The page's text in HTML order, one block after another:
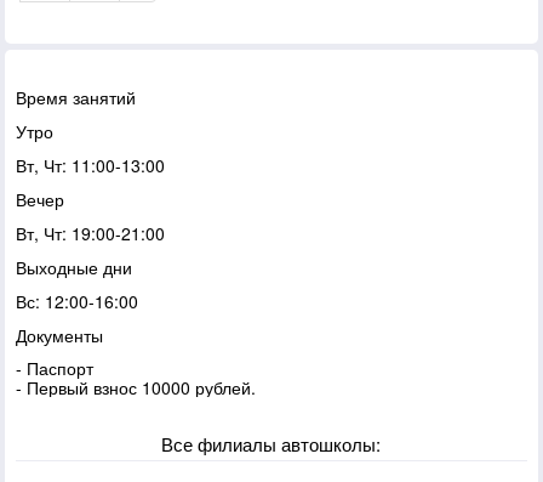
Время занятий
Утро
Вт, Чт: 11:00-13:00
Вечер
Вт, Чт: 19:00-21:00
Выходные дни
Вс: 12:00-16:00
Документы
- Паспорт
- Первый взнос 10000 рублей.
Все филиалы автошколы: